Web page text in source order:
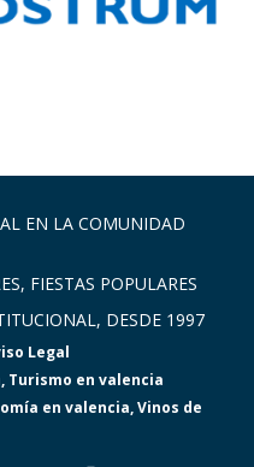
EN LA COMUNIDAD
FIESTAS POPULARES
DESDE 1997
Legal
, Turismo en valencia
en valencia,Vinos de